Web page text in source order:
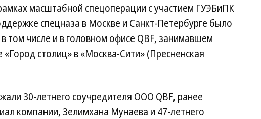
масштабной спецоперации с участием ГУЭБиПК
спецназа в Москве и Санкт-Петербурге было
том числе и в головном офисе QBF, занимавшем
столиц» в «Москва-Сити» (Пресненская
30-летнего соучредителя ООО QBF, ранее
компании, Зелимхана Мунаева и 47-летнего